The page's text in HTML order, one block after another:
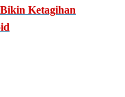
Ketagihan